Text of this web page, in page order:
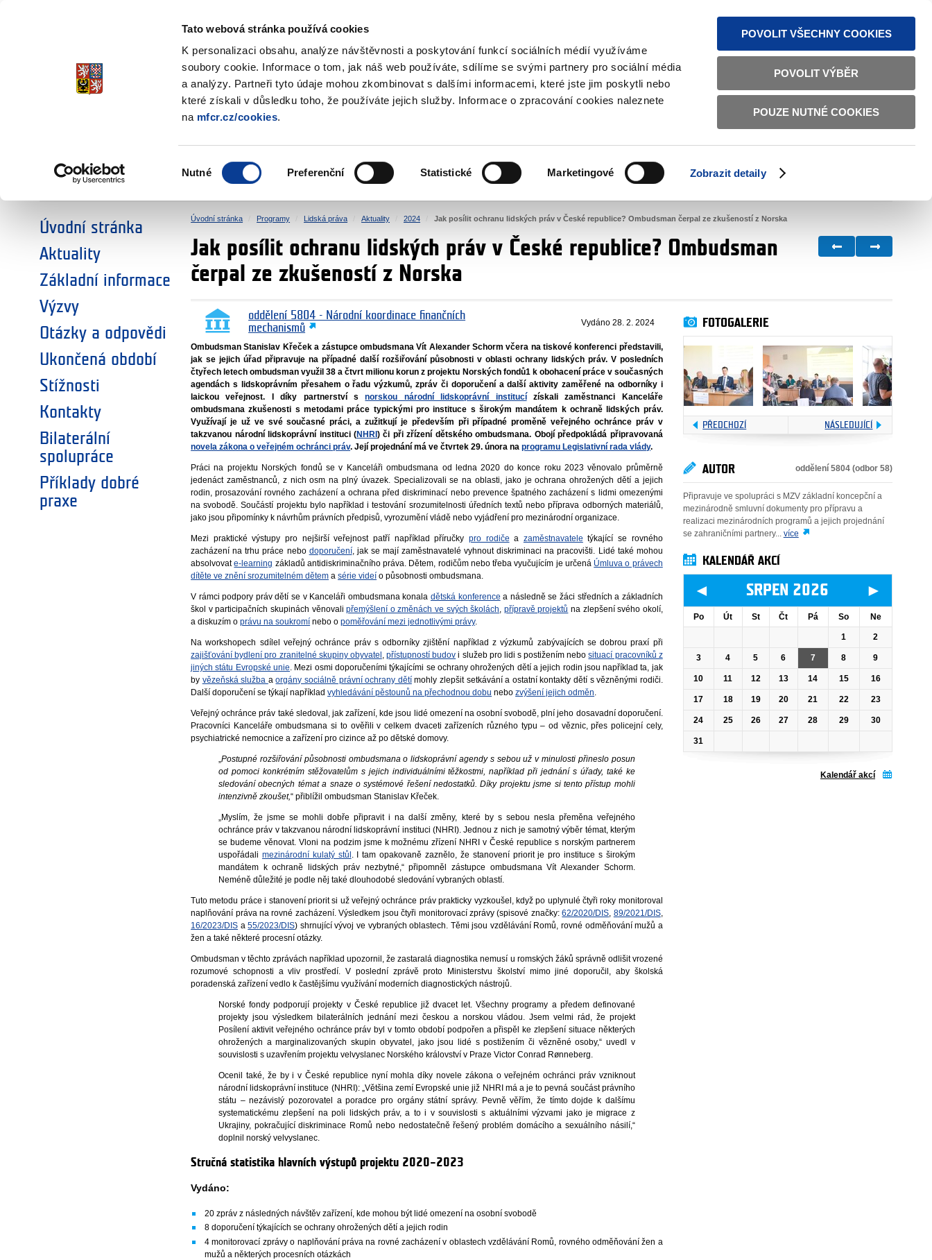
Tato webová stránka používá cookies
K personalizaci obsahu, analýze návštěvnosti a poskytování funkcí sociálních médií využíváme
soubory cookie. Informace o tom, jak náš web používáte, sdílíme se svými partnery pro sociální média
a analýzy. Partneři tyto údaje mohou zkombinovat s dalšími informacemi, které jste jim poskytli nebo
které získali v důsledku toho, že používáte jejich služby. Informace o zpracování cookies naleznete
na mfcr.cz/cookies.
souhlasu
Nutné Preferenční Statistické Marketingové Zobrazit detaily
POVOLIT VŠECHNY COOKIES
POVOLIT VÝBĚR
POUZE NUTNÉ COOKIES
TEXTOVÁ VERZE ČESKY ENGLISH
Fondy EHP a Norska
ZVOLTE SI OBLAST:
SOCIÁLNÍ DIALOG ŽIVOTNÍ PROSTŘEDÍ LIDSKÁ PRÁVA SPRAVEDLNOST VNITŘNÍ VĚCI BILATERÁLNÍ SPOLUPRÁCE
Úvodní stránka
Aktuality
Základní informace
Výzvy
Otázky a odpovědi
Ukončená období
Stížnosti
Kontakty
Bilaterální
spolupráce
Příklady dobré
praxe
Úvodní stránka Programy Lidská práva Aktuality 2024 Jak posílit ochranu lidských práv v České republice? Ombudsman čerpal ze zkušeností z Norska
Jak posílit ochranu lidských práv v České republice? Ombudsman
čerpal ze zkušeností z Norska
oddělení 5804 - Národní koordinace finančních
mechanismů
Vydáno 28. 2. 2024
Ombudsman Stanislav Křeček a zástupce ombudsmana Vít Alexander Schorm včera na tiskové konferenci představili,
jak se jejich úřad připravuje na případné další rozšiřování působnosti v oblasti ochrany lidských práv. V posledních
čtyřech letech ombudsman využil 38 a čtvrt milionu korun z projektu Norských fondů1 k obohacení práce v současných
agendách s lidskoprávním přesahem o řadu výzkumů, zpráv či doporučení a další aktivity zaměřené na odborníky i
laickou veřejnost. I díky partnerství snorskou národní lidskoprávní institucízískali zaměstnanci Kanceláře
ombudsmana zkušenosti s metodami práce typickými pro instituce s širokým mandátem k ochraně lidských práv.
Využívají je už ve své současné práci, a zužitkují je především při případné proměně veřejného ochránce práv v
takzvanou národní lidskoprávní instituci (NHRI) či při zřízení dětského ombudsmana. Obojí předpokládá připravovaná
novela zákona o veřejném ochránci práv. Její projednání má ve čtvrtek 29. února naprogramu Legislativní rada vlády.
Práci na projektu Norských fondů se v Kanceláři ombudsmana od ledna 2020 do konce roku 2023 věnovalo průměrně
jedenáct zaměstnanců, z nich osm na plný úvazek. Specializovali se na oblasti, jako je ochrana ohrožených dětí a jejich
rodin, prosazování rovného zacházení a ochrana před diskriminací nebo prevence špatného zacházení s lidmi omezenými
na svobodě. Součástí projektu bylo například i testování srozumitelnosti úředních textů nebo příprava odborných materiálů,
jako jsou připomínky k návrhům právních předpisů, vyrozumění vládě nebo vyjádření pro mezinárodní organizace.
Mezi praktické výstupy pro nejširší veřejnost patří například příručky pro rodiče a zaměstnavatele týkající se rovného
zacházení na trhu práce nebo doporučení, jak se mají zaměstnavatelé vyhnout diskriminaci na pracovišti. Lidé také mohou
absolvovate-learning základů antidiskriminačního práva. Dětem, rodičům nebo třeba vyučujícím je určená Úmluva o právech
dítěte ve znění srozumitelném dětem asérie videí o působnosti ombudsmana.
V rámci podpory práv dětí se v Kanceláři ombudsmana konaladětská konference a následně se žáci středních a základních
škol v participačních skupinách věnovalipřemýšlení o změnách ve svých školách přípravě projektů na zlepšení svého okolí,
a diskuzím oprávu na soukromí nebo opoměřování mezi jednotlivými právy.
Na workshopech sdílel veřejný ochránce práv s odborníky zjištění například z výzkumů zabývajících se dobrou praxí při
zajišťování bydlení pro zranitelné skupiny obyvatel ,přístupností budov i služeb pro lidi s postižením nebosituací pracovníků z
jiných státu Evropské unie . Mezi osmi doporučeními týkajícími se ochrany ohrožených dětí a jejich rodin jsou například ta, jak
by vězeňská služba aorgány sociálně právní ochrany dětímohly zlepšit setkávání a ostatní kontakty dětí s vězněnými rodiči.
Další doporučení se týkají napříkladvyhledávání pěstounů na přechodnou dobu nebozvýšení jejich odměn
Veřejný ochránce práv také sledoval, jak zařízení, kde jsou lidé omezení na osobní svobodě, plní jeho dosavadní doporučení.
Pracovníci Kanceláře ombudsmana si to ověřili v celkem dvaceti zařízeních různého typu – od věznic, přes policejní cely,
psychiatrické nemocnice a zařízení pro cizince až po dětské domovy.
„Postupné rozšiřování působnosti ombudsmana o lidskoprávní agendy s sebou už v minulosti přineslo posun
od pomoci konkrétním stěžovatelům s jejich individuálními těžkostmi, například při jednání s úřady, také ke
sledování obecných témat a snaze o systémové řešení nedostatků. Díky projektu jsme si tento přístup mohli
intenzivně zkoušet,“ přiblížil ombudsman Stanislav Křeček.
„Myslím, že jsme se mohli dobře připravit i na další změny, které by s sebou nesla přeměna veřejného
ochránce práv v takzvanou národní lidskoprávní instituci (NHRI). Jednou z nich je samotný výběr témat, kterým
se budeme věnovat. Vloni na podzim jsme k možnému zřízení NHRI v České republice s norským partnerem
uspořádali mezinárodní kulatý stůl . I tam opakovaně zaznělo, že stanovení priorit je pro instituce s širokým
mandátem k ochraně lidských práv nezbytné,“ připomněl zástupce ombudsmana Vít Alexander Schorm.
Neméně důležité je podle něj také dlouhodobé sledování vybraných oblastí.
Tuto metodu práce i stanovení priorit si už veřejný ochránce práv prakticky vyzkoušel, když po uplynulé čtyři roky monitoroval
naplňování práva na rovné zacházení. Výsledkem jsou čtyři monitorovací zprávy (spisové značky:62/2020/DIS 89/2021/DIS,
16/2023/DIS a55/2023/DIS) shrnující vývoj ve vybraných oblastech. Těmi jsou vzdělávání Romů, rovné odměňování mužů a
žen a také některé procesní otázky.
Ombudsman v těchto zprávách například upozornil, že zastaralá diagnostika nemusí u romských žáků správně odlišit vrozené
rozumové schopnosti a vliv prostředí. V poslední zprávě proto Ministerstvu školství mimo jiné doporučil, aby školská
poradenská zařízení vedlo k častějšímu využívání moderních diagnostických nástrojů.
Norské fondy podporují projekty v České republice již dvacet let. Všechny programy a předem definované
projekty jsou výsledkem bilaterálních jednání mezi českou a norskou vládou. Jsem velmi rád, že projekt
Posílení aktivit veřejného ochránce práv byl v tomto období podpořen a přispěl ke zlepšení situace některých
ohrožených a marginalizovaných skupin obyvatel, jako jsou lidé s postižením či vězněné osoby,“ uvedl v
souvislosti s uzavřením projektu velvyslanec Norského království v Praze Victor Conrad Rønneberg.
Ocenil také, že by i v České republice nyní mohla díky novele zákona o veřejném ochránci práv vzniknout
národní lidskoprávní instituce (NHRI): „Většina zemí Evropské unie již NHRI má a je to pevná součást právního
státu – nezávislý pozorovatel a poradce pro orgány státní správy. Pevně věřím, že tímto dojde k dalšímu
systematickému zlepšení na poli lidských práv, a to i v souvislosti s aktuálními výzvami jako je migrace z
Ukrajiny, pokračující diskriminace Romů nebo nedostatečně řešený problém domácího a sexuálního násilí,“
doplnil norský velvyslanec.
Stručná statistika hlavních výstupů projektu 2020–2023
Vydáno:
20 zpráv z následných návštěv zařízení, kde mohou být lidé omezení na osobní svobodě
8 doporučení týkajících se ochrany ohrožených dětí a jejich rodin
4 monitorovací zprávy o naplňování práva na rovné zacházení v oblastech vzdělávání Romů, rovného odměňování žen a
mužů a některých procesních otázkách
FOTOGALERIE
PŘEDCHOZÍ NÁSLEDUJÍCÍ
AUTOR oddělení 5804 (odbor 58)
Připravuje ve spolupráci s MZV základní koncepční a
mezinárodně smluvní dokumenty pro přípravu a
realizaci mezinárodních programů a jejich projednání
se zahraničními partnery... více
KALENDÁŘ AKCÍ
◄ SRPEN 2026 ►
Po Út St Čt Pá So Ne
1 2
3 4 5 6 7 8 9
10 11 12 13 14 15 16
17 18 19 20 21 22 23
24 25 26 27 28 29 30
31
Kalendář akcí